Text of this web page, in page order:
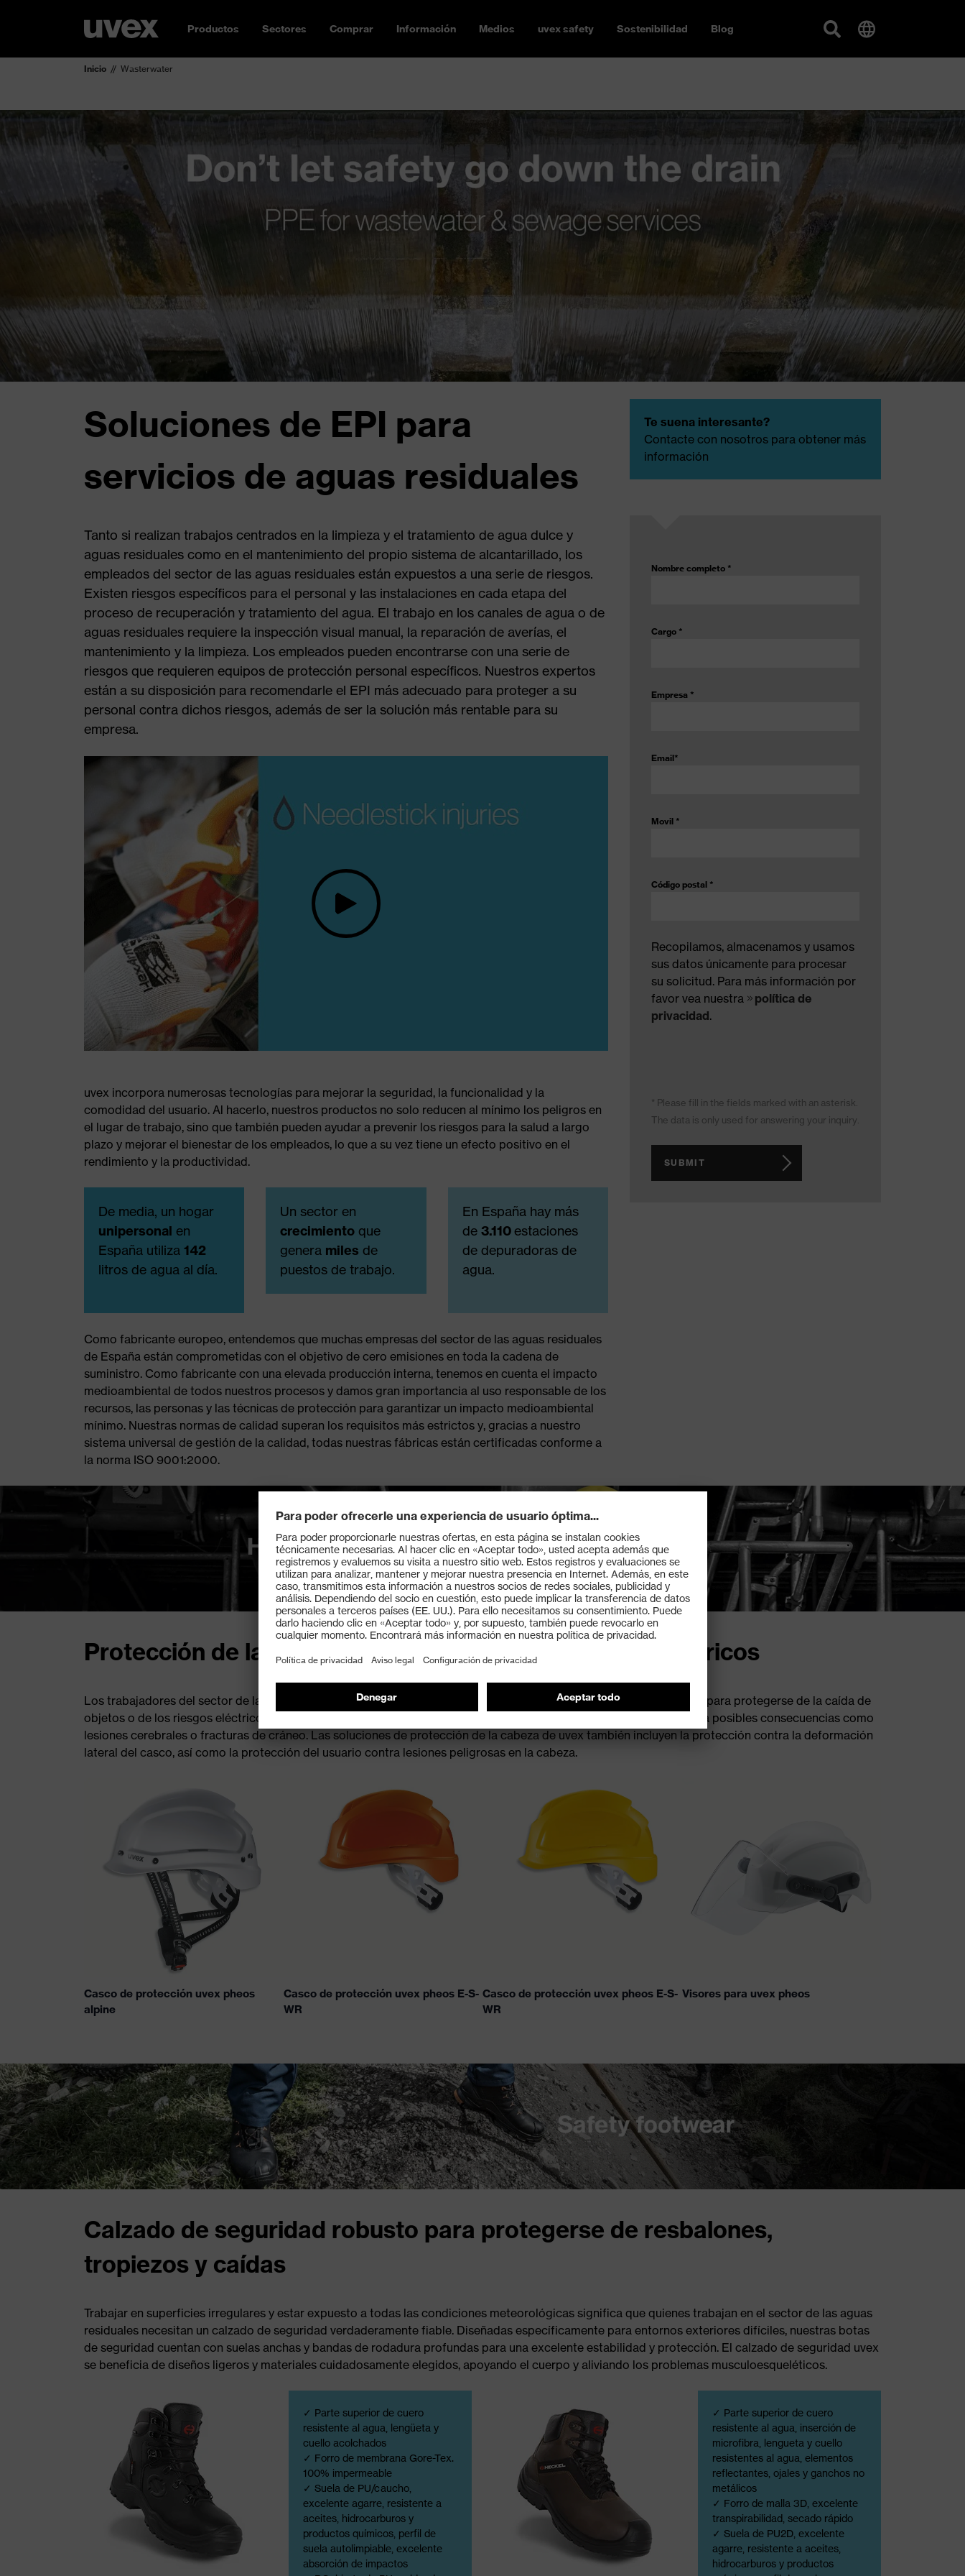
Productos Sectores Comprar Información Medios uvex safety Sostenibilidad Blog
Inicio Wasterwater
Soluciones de EPI para
servicios de aguas residuales
Tanto si realizan trabajos centrados en la limpieza y el tratamiento de agua dulce y
aguas residuales como en el mantenimiento del propio sistema de alcantarillado, los
empleados del sector de las aguas residuales están expuestos a una serie de riesgos.
Existen riesgos específicos para el personal y las instalaciones en cada etapa del
proceso de recuperación y tratamiento del agua. El trabajo en los canales de agua o de
aguas residuales requiere la inspección visual manual, la reparación de averías, el
mantenimiento y la limpieza. Los empleados pueden encontrarse con una serie de
riesgos que requieren equipos de protección personal específicos. Nuestros expertos
están a su disposición para recomendarle el EPI más adecuado para proteger a su
personal contra dichos riesgos, además de ser la solución más rentable para su
empresa.
uvex incorpora numerosas tecnologías para mejorar la seguridad, la funcionalidad y la
comodidad del usuario. Al hacerlo, nuestros productos no solo reducen al mínimo los peligros en
el lugar de trabajo, sino que también pueden ayudar a prevenir los riesgos para la salud a largo
plazo y mejorar el bienestar de los empleados, lo que a su vez tiene un efecto positivo en el
rendimiento y la productividad.
De media, un hogar
unipersonal en
España utiliza 142
litros de agua al día.
Un sector en
crecimiento que
genera miles de
puestos de trabajo.
En España hay más
de 3.110estaciones
de depuradoras de
agua.
Como fabricante europeo, entendemos que muchas empresas del sector de las aguas residuales
de España están comprometidas con el objetivo de cero emisiones en toda la cadena de
suministro. Como fabricante con una elevada producción interna, tenemos en cuenta el impacto
medioambiental de todos nuestros procesos y damos gran importancia al uso responsable de los
recursos, las personas y las técnicas de protección para garantizar un impacto medioambiental
mínimo. Nuestras normas de calidad superan los requisitos más estrictos y, gracias a nuestro
sistema universal de gestión de la calidad, todas nuestras fábricas están certificadas conforme a
la norma ISO 9001:2000.
Te suena interesante?
Contacte con nosotros para obtener más
información
Nombre completo *
Cargo *
Empresa *
Email*
Movil *
Código postal *
Recopilamos, almacenamos y usamos
sus datos únicamente para procesar
su solicitud. Para más información por
favor vea nuestra
política de
privacidad.
* Please fill in the fields marked with an asterisk.
The data is only used for answering your inquiry.
SUBMIT
Protección de la cabeza contra impactos o riesgos eléctricos
Los trabajadores del sector de las aguas residuales necesitan una protección de la cabeza en la que puedan confiar para protegerse de la caída de
objetos o de los riesgos eléctricos. La protección contra impactos mecánicos en la cabeza protege al usuario contra posibles consecuencias como
lesiones cerebrales o fracturas de cráneo. Las soluciones de protección de la cabeza de uvex también incluyen la protección contra la deformación
lateral del casco, así como la protección del usuario contra lesiones peligrosas en la cabeza.
Casco de protección uvex pheos
alpine
Casco de protección uvex pheos E-S-
WR
Casco de protección uvex pheos E-S-
WR
Visores para uvex pheos
Calzado de seguridad robusto para protegerse de resbalones,
tropiezos y caídas
Trabajar en superficies irregulares y estar expuesto a todas las condiciones meteorológicas significa que quienes trabajan en el sector de las aguas
residuales necesitan un calzado de seguridad verdaderamente fiable. Diseñadas específicamente para entornos exteriores difíciles, nuestras botas
de seguridad cuentan con suelas anchas y bandas de rodadura profundas para una excelente estabilidad y protección. El calzado de seguridad uvex
se beneficia de diseños ligeros y materiales cuidadosamente elegidos, apoyando el cuerpo y aliviando los problemas musculoesqueléticos.
✓ Parte superior de cuero
resistente al agua, lengüeta y
cuello acolchados
✓ Forro de membrana Gore-Tex.
100% impermeable
✓ Suela de PU/caucho,
excelente agarre, resistente a
aceites, hidrocarburos y
productos químicos, perfil de
suela autolimpiable, excelente
absorción de impactos
✓ Parte superior de cuero
resistente al agua, inserción de
microfibra, lengueta y cuello
resistentes al agua, elementos
reflectantes, ojales y ganchos no
metálicos
✓ Forro de malla 3D, excelente
transpirabilidad, secado rápido
✓ Suela de PU2D, excelente
agarre, resistente a aceites,
hidrocarburos y productos